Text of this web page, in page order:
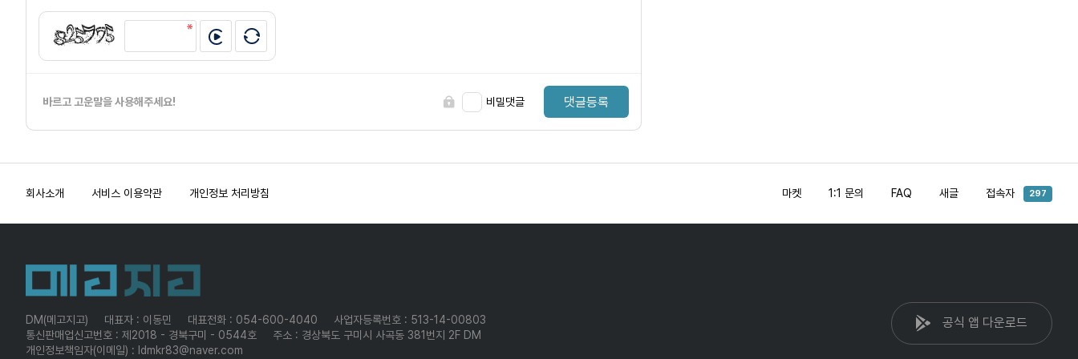
바르고 고운말을 사용해주세요! 비밀댓글 댓글등록
회사소개 서비스 이용약관 개인정보 처리방침 마켓 1:1 문의 FAQ 새글 접속자 297
DM(메고지고) 대표자 : 이동민 대표전화 : 054-600-4040
사업자등록번호 : 513-14-00803
통신판매업신고번호 : 제2018 - 경북구미 - 0544호
주소 : 경상북도 구미시 사곡동 381번지 2F DM
개인정보책임자(이메일) : ldmkr83@naver.com
공식 앱 다운로드